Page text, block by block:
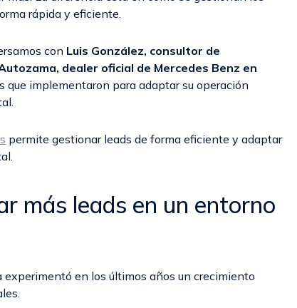
rápida y eficiente.
con Luis González, consultor de
dealer oficial de Mercedes Benz en
que implementaron para adaptar su operación
permite gestionar leads de forma eficiente y adaptar
más leads en un entorno
experimentó en los últimos años un crecimiento